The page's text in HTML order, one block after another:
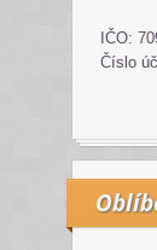
IČO:
Číslo